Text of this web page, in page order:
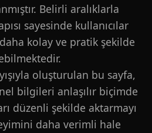
Belirli aralıklarla
sayesinde kullanıcılar
kolay ve pratik şekilde
oluşturulan bu sayfa,
bilgileri anlaşılır biçimde
düzenli şekilde aktarmayı
daha verimli hale